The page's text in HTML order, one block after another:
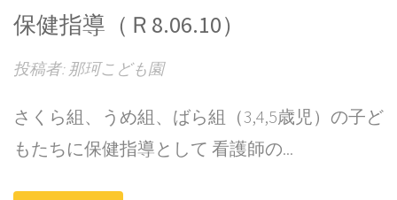
保健指導（Ｒ8.06.10）
投稿者: 那珂こども園
さくら組、うめ組、ばら組（3,4,5歳児）の子ど
もたちに保健指導として 看護師の...